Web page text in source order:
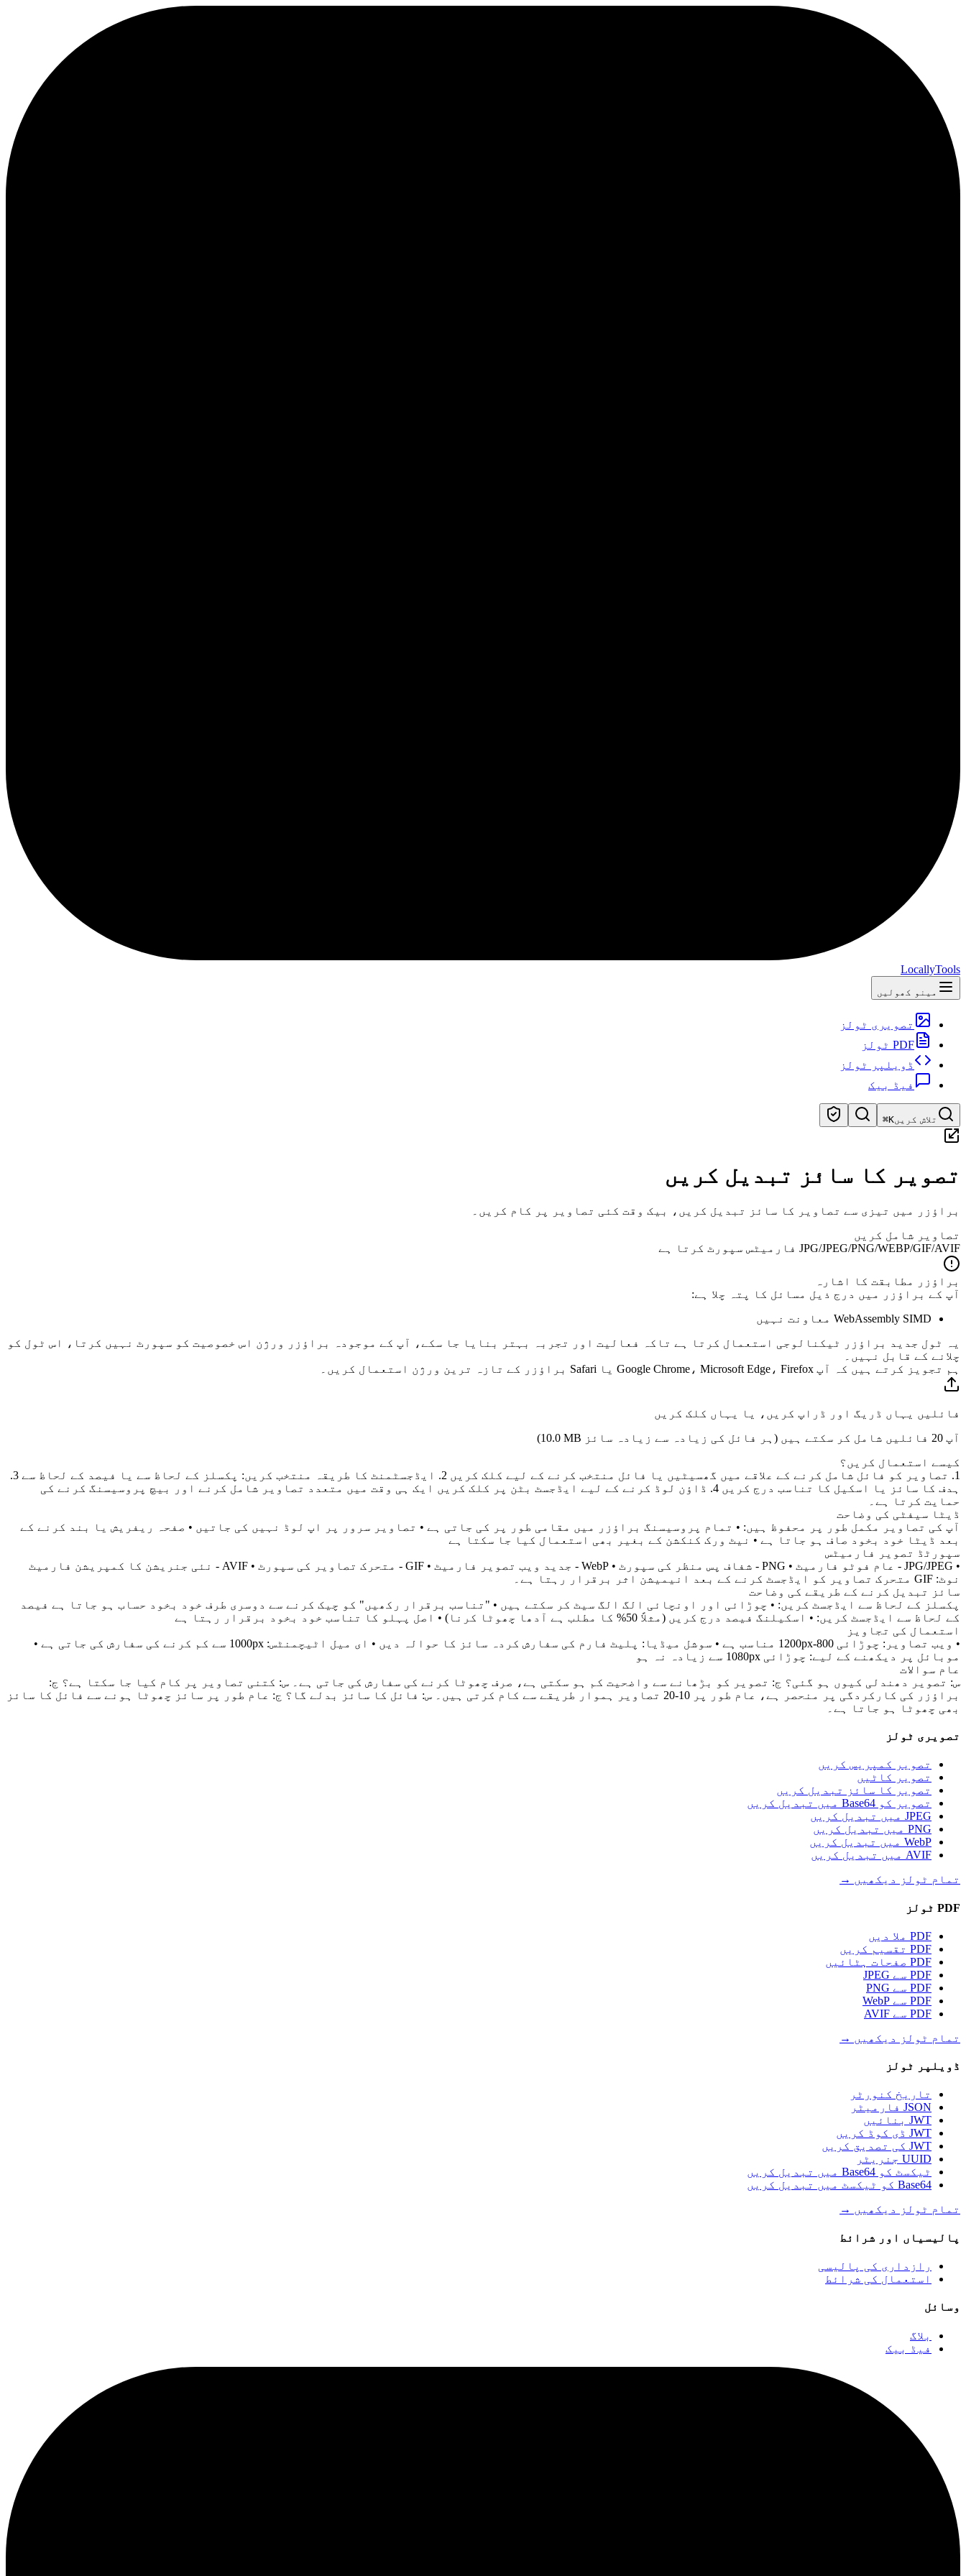
LocallyTools
مینو کھولیں
تصویری ٹولز
PDF ٹولز
ڈویلپر ٹولز
فیڈ بیک
تلاش کریں⌘K
ٹولز کی تیز تلاش
تصویر کا سائز تبدیل کریں
براؤزر میں تیزی سے تصاویر کا سائز تبدیل کریں، بیک وقت کئی تصاویر پر کام کریں۔
تصاویر شامل کریں
JPG/JPEG/PNG/WEBP/GIF/AVIF فارمیٹس سپورٹ کرتا ہے
براؤزر مطابقت کا اشارہ
آپ کے براؤزر میں درج ذیل مسائل کا پتہ چلا ہے:
WebAssembly SIMD معاونت نہیں
یہ ٹول جدید براؤزر ٹیکنالوجی استعمال کرتا ہے تاکہ فعالیت اور تجربہ بہتر بنایا جا سکے، آپ کے موجودہ براؤزر ورژن اس خصوصیت کو سپورٹ نہیں کرتا، اس ٹول کو
چلانے کے قابل نہیں۔
ہم تجویز کرتے ہیں کہ آپ Google Chrome، Microsoft Edge، Firefox یا Safari براؤزر کے تازہ ترین ورژن استعمال کریں۔
فائلیں یہاں ڈریگ اور ڈراپ کریں، یا یہاں کلک کریں
آپ 20 فائلیں شامل کر سکتے ہیں (ہر فائل کی زیادہ سے زیادہ سائز
10.0 MB
)
کیسے استعمال کریں؟
1. تصاویر کو فائل شامل کرنے کے علاقے میں گھسیٹیں یا فائل منتخب کرنے کے لیے کلک کریں 2. ایڈجسٹمنٹ کا طریقہ منتخب کریں: پکسلز کے لحاظ سے یا فیصد کے لحاظ سے 3.
ہدف کا سائز یا اسکیل کا تناسب درج کریں 4. ڈاؤن لوڈ کرنے کے لیے ایڈجسٹ بٹن پر کلک کریں ایک ہی وقت میں متعدد تصاویر شامل کرنے اور بیچ پروسیسنگ کرنے کی
حمایت کرتا ہے۔
ڈیٹا سیفٹی کی وضاحت
آپ کی تصاویر مکمل طور پر محفوظ ہیں: • تمام پروسیسنگ براؤزر میں مقامی طور پر کی جاتی ہے • تصاویر سرور پر اپ لوڈ نہیں کی جاتیں • صفحہ ریفریش یا بند کرنے کے
بعد ڈیٹا خود بخود صاف ہو جاتا ہے • نیٹ ورک کنکشن کے بغیر بھی استعمال کیا جا سکتا ہے
سپورٹڈ تصویر فارمیٹس
• JPG/JPEG - عام فوٹو فارمیٹ • PNG - شفاف پس منظر کی سپورٹ • WebP - جدید ویب تصویر فارمیٹ • GIF - متحرک تصاویر کی سپورٹ • AVIF - نئی جنریشن کا کمپریشن فارمیٹ
نوٹ: GIF متحرک تصاویر کو ایڈجسٹ کرنے کے بعد انیمیشن اثر برقرار رہتا ہے۔
سائز تبدیل کرنے کے طریقے کی وضاحت
پکسلز کے لحاظ سے ایڈجسٹ کریں: • چوڑائی اور اونچائی الگ الگ سیٹ کر سکتے ہیں • "تناسب برقرار رکھیں" کو چیک کرنے سے دوسری طرف خود بخود حساب ہو جاتا ہے فیصد
کے لحاظ سے ایڈجسٹ کریں: • اسکیلنگ فیصد درج کریں (مثلاً 50% کا مطلب ہے آدھا چھوٹا کرنا) • اصل پہلو کا تناسب خود بخود برقرار رہتا ہے
استعمال کی تجاویز
• ویب تصاویر: چوڑائی 800-1200px مناسب ہے • سوشل میڈیا: پلیٹ فارم کی سفارش کردہ سائز کا حوالہ دیں • ای میل اٹیچمنٹس: 1000px سے کم کرنے کی سفارش کی جاتی ہے •
موبائل پر دیکھنے کے لیے: چوڑائی 1080px سے زیادہ نہ ہو
عام سوالات
س: تصویر دھندلی کیوں ہو گئی؟ ج: تصویر کو بڑھانے سے واضحیت کم ہو سکتی ہے، صرف چھوٹا کرنے کی سفارش کی جاتی ہے۔ س: کتنی تصاویر پر کام کیا جا سکتا ہے؟ ج:
براؤزر کی کارکردگی پر منحصر ہے، عام طور پر 10-20 تصاویر ہموار طریقے سے کام کرتی ہیں۔ س: فائل کا سائز بدلے گا؟ ج: عام طور پر سائز چھوٹا ہونے سے فائل کا سائز
بھی چھوٹا ہو جاتا ہے۔
تصویری ٹولز
تصویر کمپریس کریں
تصویر کاٹیں
تصویر کا سائز تبدیل کریں
تصویر کو Base64 میں تبدیل کریں
JPEG میں تبدیل کریں
PNG میں تبدیل کریں
WebP میں تبدیل کریں
AVIF میں تبدیل کریں
تمام ٹولز دیکھیں →
PDF ٹولز
PDF ملا دیں
PDF تقسیم کریں
PDF صفحات ہٹائیں
PDF سے JPEG
PDF سے PNG
PDF سے WebP
PDF سے AVIF
تمام ٹولز دیکھیں →
ڈویلپر ٹولز
تاریخ کنورٹر
JSON فارمیٹر
JWT بنائیں
JWT ڈی کوڈ کریں
JWT کی تصدیق کریں
UUID جنریٹر
ٹیکسٹ کو Base64 میں تبدیل کریں
Base64 کو ٹیکسٹ میں تبدیل کریں
تمام ٹولز دیکھیں →
پالیسیاں اور شرائط
رازداری کی پالیسی
استعمال کی شرائط
وسائل
بلاگ
فیڈ بیک